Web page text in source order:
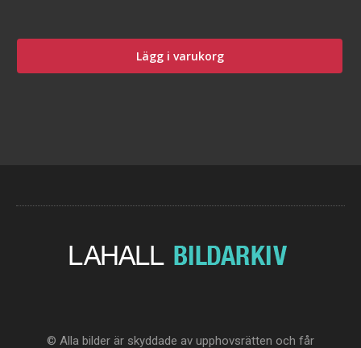
Lägg i varukorg
© Alla bilder är skyddade av upphovsrätten och får